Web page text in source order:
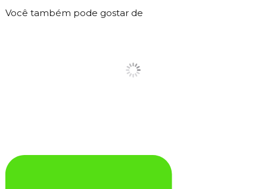
Você também pode gostar de